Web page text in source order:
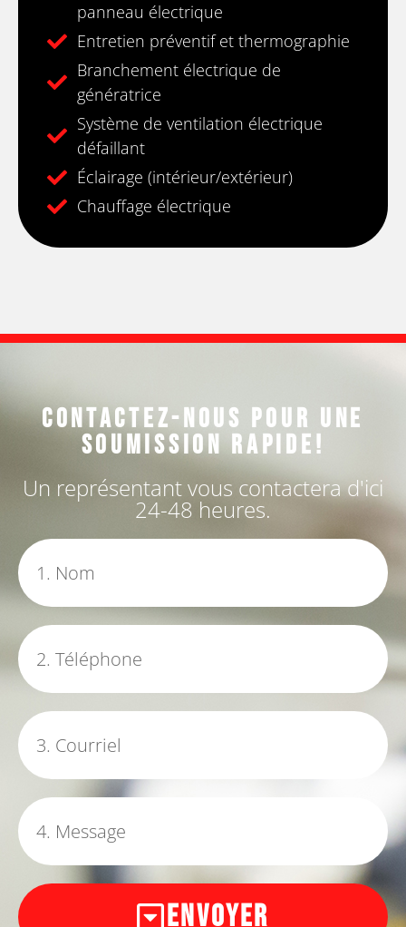
panneau électrique
Entretien préventif et thermographie
Branchement électrique de
génératrice
Système de ventilation électrique
défaillant
Éclairage (intérieur/extérieur)
Chauffage électrique
Contactez-nous pour une
soumission rapide!
Un représentant vous contactera d'ici
24-48 heures.
Envoyer